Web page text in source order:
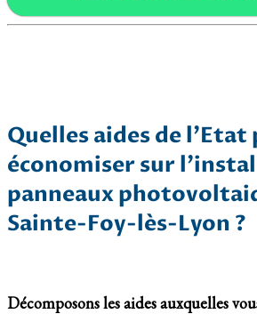
Quelles aides de
économiser sur
panneaux
Sainte-Foy-lès-Lyon ?
Décomposons les aides auxquelles